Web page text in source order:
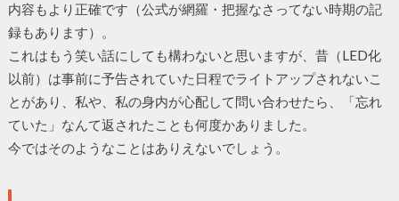
内容もより正確です（公式が網羅・把握なさってない時期の記
録もあります）。
これはもう笑い話にしても構わないと思いますが、昔（LED化
以前）は事前に予告されていた日程でライトアップされないこ
とがあり、私や、私の身内が心配して問い合わせたら、「忘れ
ていた」なんて返されたことも何度かありました。
今ではそのようなことはありえないでしょう。